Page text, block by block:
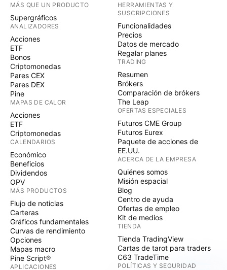
MÁS QUE UN PRODUCTO
Supergráficos
ANALIZADORES
Acciones
ETF
Bonos
Criptomonedas
Pares CEX
Pares DEX
Pine
MAPAS DE CALOR
Acciones
ETF
Criptomonedas
CALENDARIOS
Económico
Beneficios
Dividendos
OPV
MÁS PRODUCTOS
Flujo de noticias
Carteras
Gráficos fundamentales
Curvas de rendimiento
Opciones
Mapas macro
Pine Script®
APLICACIONES
HERRAMIENTAS Y
SUSCRIPCIONES
Funcionalidades
Precios
Datos de mercado
Regalar planes
TRADING
Resumen
Brókers
Comparación de brókers
The Leap
OFERTAS ESPECIALES
Futuros CME Group
Futuros Eurex
Paquete de acciones de
EE.UU.
ACERCA DE LA EMPRESA
Quiénes somos
Misión espacial
Blog
Centro de ayuda
Ofertas de empleo
Kit de medios
TIENDA
Tienda TradingView
Cartas de tarot para traders
C63 TradeTime
POLÍTICAS Y SEGURIDAD